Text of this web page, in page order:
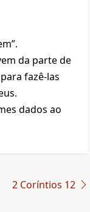
da parte de
fazê-las
dados ao
2 Coríntios 12